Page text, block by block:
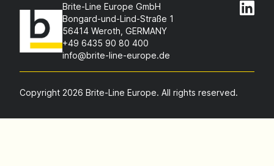
Brite-Line Europe GmbH
Bongard-und-Lind-Straße 1
56414 Weroth, GERMANY
+49 6435 90 80 400
info@brite-line-europe.de
Copyright 2026 Brite-Line Europe. All rights reserved.